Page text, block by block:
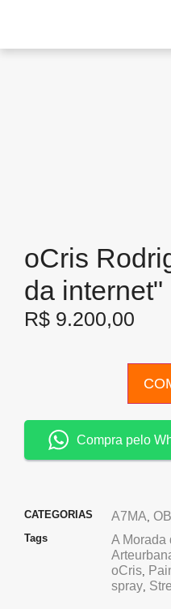
oCris
da internet"
R$ 9.200,00
Compra pelo
CATEGORIAS A7MA,
Tags A Morada
oCris,
spray,